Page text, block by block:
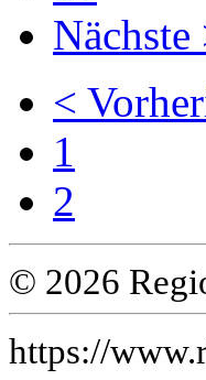
Nächste
<
1
2
© 2026
https://